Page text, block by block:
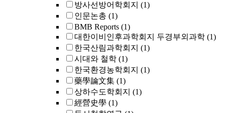
방사선방어학회지 (1)
인문논총 (1)
BMB Reports (1)
대한이비인후과학회지 두경부외과학 (1)
한국산림과학회지 (1)
시대와 철학 (1)
한국환경농학회지 (1)
藥學論文集 (1)
상하수도학회지 (1)
經營史學 (1)